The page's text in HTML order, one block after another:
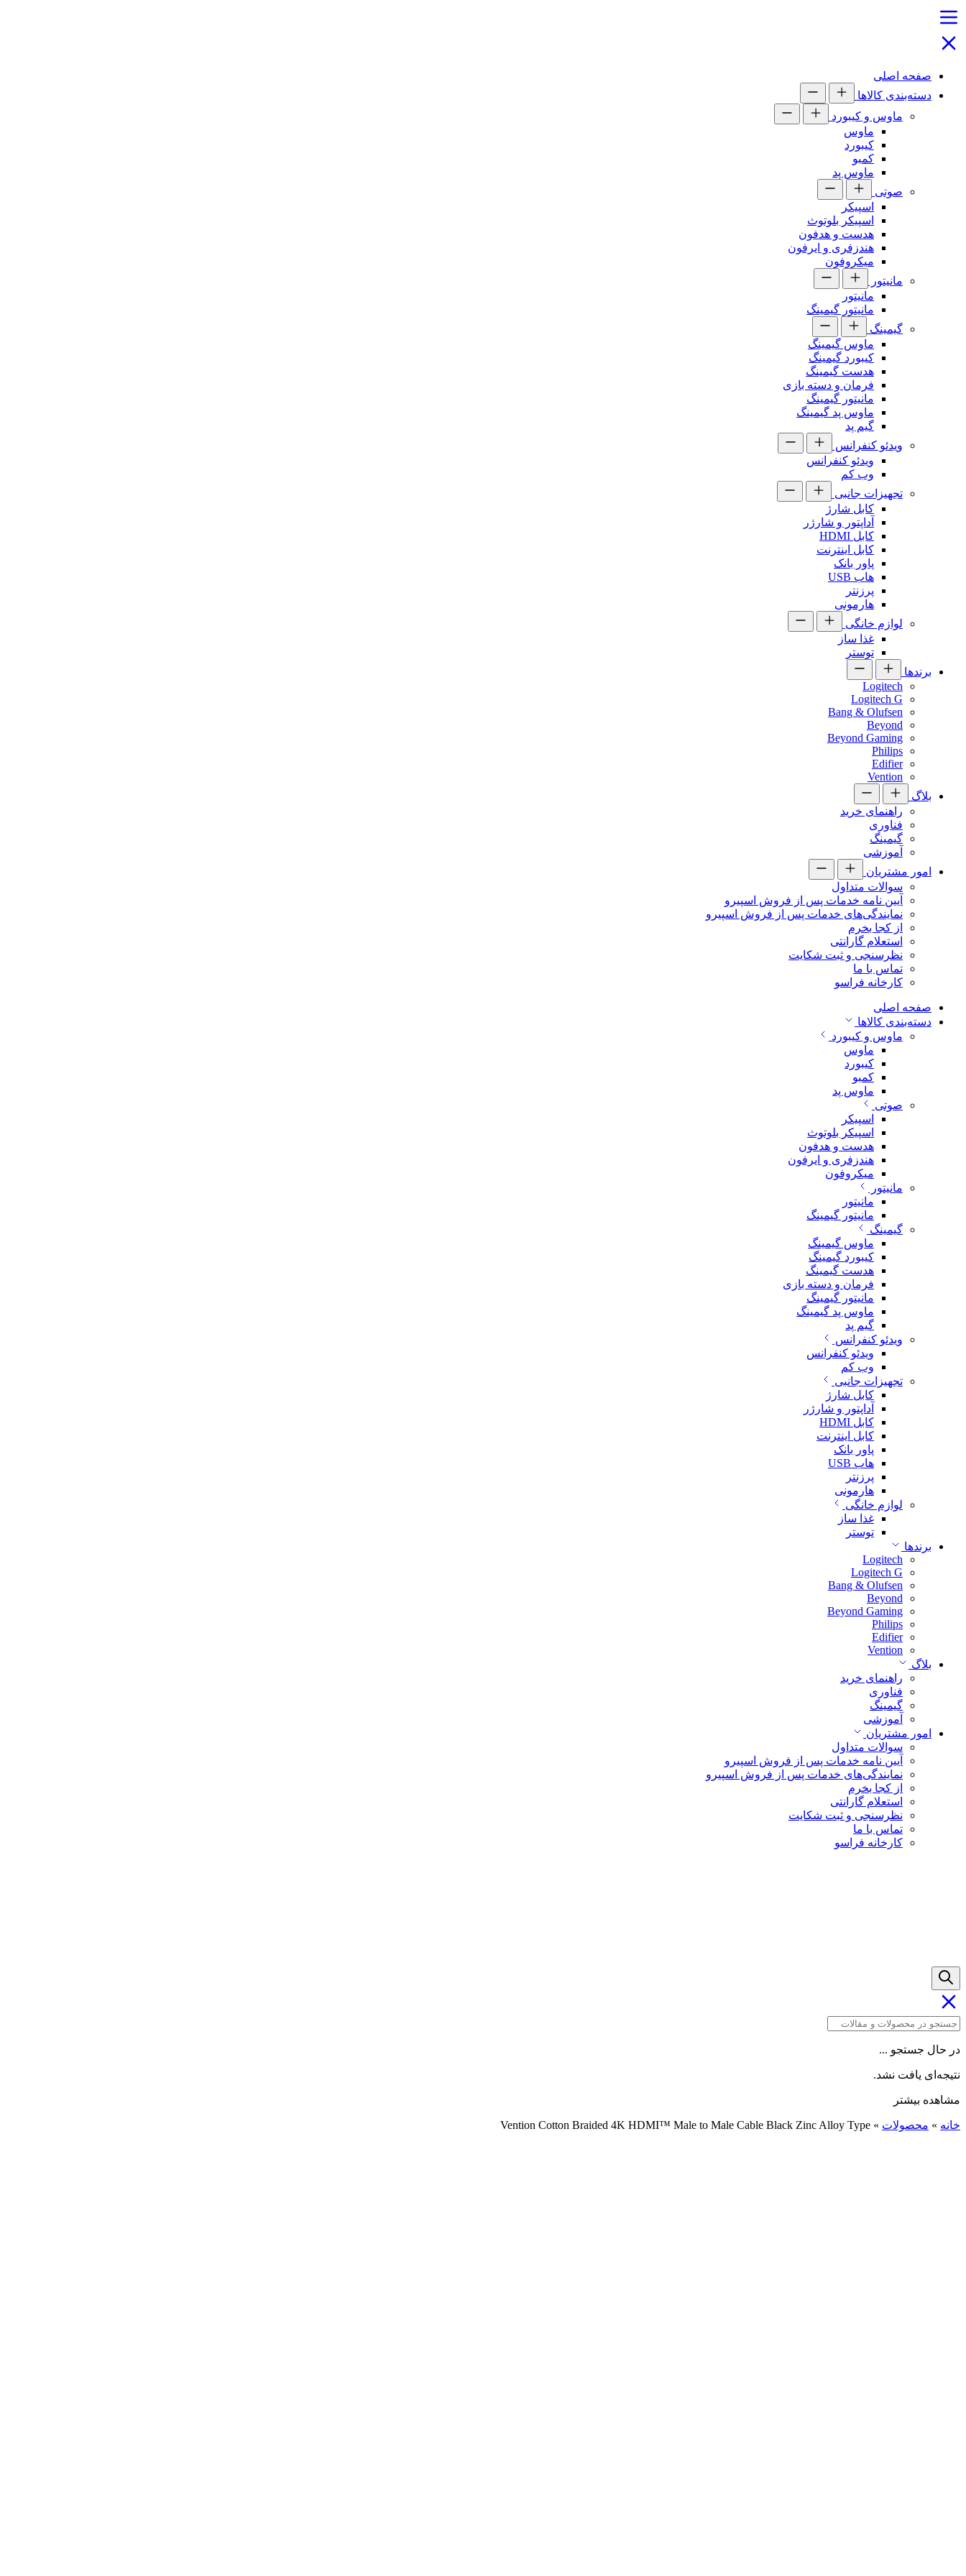
صفحه اصلی
دسته‌بندی کالاها
ماوس و کیبورد
ماوس
کیبورد
کمبو
ماوس پد
صوتی
اسپیکر
اسپیکر بلوتوث
هدست و هدفون
هندزفری و ایرفون
میکروفون
مانیتور
مانیتور
مانیتور گیمینگ
گیمینگ
ماوس گیمینگ
کیبورد گیمینگ
هدست گیمینگ
فرمان و دسته بازی
مانیتور گیمینگ
ماوس پد گیمینگ
گیم پد
ویدئو کنفرانس
ویدئو کنفرانس
وب کم
تجهیزات جانبی
کابل شارژ
آداپتور و شارژر
کابل HDMI
کابل اینترنت
پاور بانک
هاب USB
پرزنتر
هارمونی
لوازم خانگی
غذا ساز
توستر
برندها
Logitech
Logitech G
Bang & Olufsen
Beyond
Beyond Gaming
Philips
Edifier
Vention
بلاگ
راهنمای خرید
فناوری
گیمینگ
آموزشی
امور مشتریان
سوالات متداول
آیین نامه خدمات پس از فروش اسپیرو
نمایندگی‌های خدمات پس از فروش اسپیرو
از کجا بخرم
استعلام گارانتی
نظرسنجی و ثبت شکایت
تماس با ما
کارخانه فراسو
صفحه اصلی
دسته‌بندی کالاها
ماوس و کیبورد
ماوس
کیبورد
کمبو
ماوس پد
صوتی
اسپیکر
اسپیکر بلوتوث
هدست و هدفون
هندزفری و ایرفون
میکروفون
مانیتور
مانیتور
مانیتور گیمینگ
گیمینگ
ماوس گیمینگ
کیبورد گیمینگ
هدست گیمینگ
فرمان و دسته بازی
مانیتور گیمینگ
ماوس پد گیمینگ
گیم پد
ویدئو کنفرانس
ویدئو کنفرانس
وب کم
تجهیزات جانبی
کابل شارژ
آداپتور و شارژر
کابل HDMI
کابل اینترنت
پاور بانک
هاب USB
پرزنتر
هارمونی
لوازم خانگی
غذا ساز
توستر
برندها
Logitech
Logitech G
Bang & Olufsen
Beyond
Beyond Gaming
Philips
Edifier
Vention
بلاگ
راهنمای خرید
فناوری
گیمینگ
آموزشی
امور مشتریان
سوالات متداول
آیین نامه خدمات پس از فروش اسپیرو
نمایندگی‌های خدمات پس از فروش اسپیرو
از کجا بخرم
استعلام گارانتی
نظرسنجی و ثبت شکایت
تماس با ما
کارخانه فراسو
در حال جستجو ...
نتیجه‌ای یافت نشد.
مشاهده بیشتر
خانه » محصولات »
Vention Cotton Braided 4K HDMI™ Male to Male Cable Black Zinc Alloy Type